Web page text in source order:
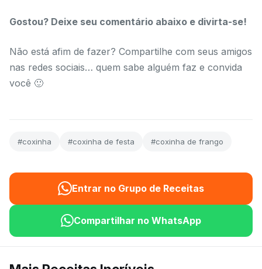
Gostou? Deixe seu comentário abaixo e divirta-se!
Não está afim de fazer? Compartilhe com seus amigos
nas redes sociais… quem sabe alguém faz e convida
você 🙂
#coxinha #coxinha de festa #coxinha de frango
Entrar no Grupo de Receitas
Compartilhar no WhatsApp